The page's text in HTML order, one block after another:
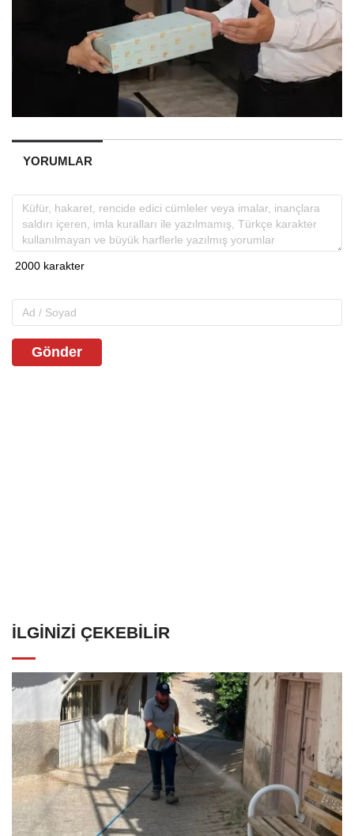
YORUMLAR
Gönder
İLGINIZI ÇEKEBILIR